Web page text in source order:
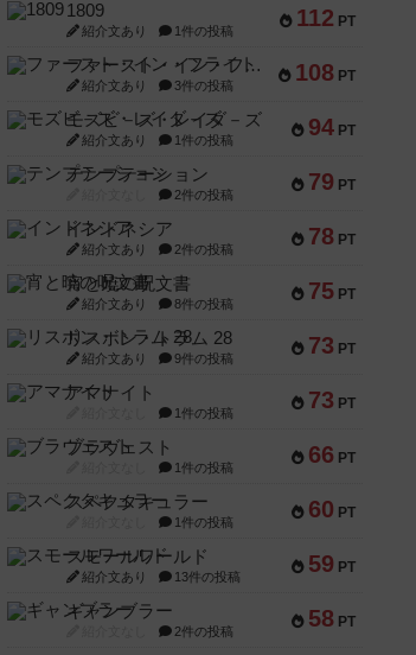
112 PT
1809
紹介文あり 1件の投稿
108 PT
ファースト・イン・フライト
紹介文あり 3件の投稿
94 PT
モズビ－ズ・レイダ－ズ
紹介文あり 1件の投稿
79 PT
テンプテーション
2件の投稿
78 PT
インドネシア
紹介文あり 2件の投稿
75 PT
宵と暁の呪文書
紹介文あり 8件の投稿
73 PT
リスボン・トラム 28
紹介文あり 9件の投稿
73 PT
アマナイト
1件の投稿
66 PT
ブラヴェスト
1件の投稿
60 PT
スペクタキュラー
1件の投稿
59 PT
スモールワールド
紹介文あり 13件の投稿
58 PT
ギャンブラー
2件の投稿